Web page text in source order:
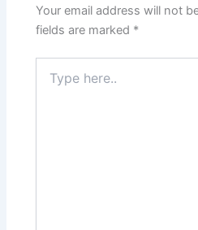
Your email address will not
fields are marked *
here..